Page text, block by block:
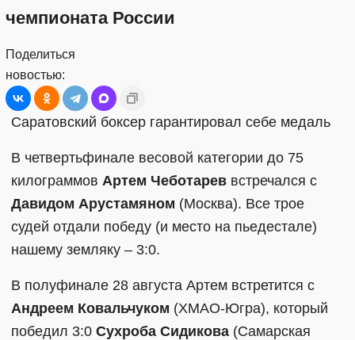
чемпионата России
Поделиться
новостью:
Саратовский боксер гарантировал себе медаль
В четвертьфинале весовой категории до 75
килограммов Артем Чеботарев встречался с
Давидом Арустамяном (Москва). Все трое
судей отдали победу (и место на пьедестале)
нашему земляку – 3:0.
В полуфинале 28 августа Артем встретится с
Андреем Ковальчуком (ХМАО-Югра), который
победил 3:0 Сухроба Сидикова (Самарская